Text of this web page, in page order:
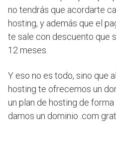
no tendrás que acordarte
hosting, y además que el
te sale con descuento que
12 meses.
Y eso no es todo, sino que
hosting te ofrecemos un
un plan de hosting de
damos un dominio .com